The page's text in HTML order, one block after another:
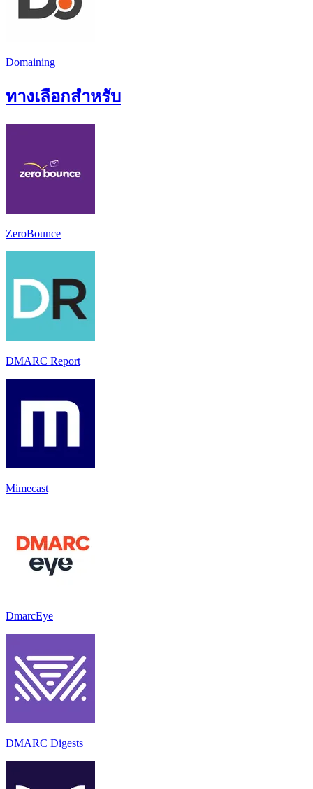
Domaining
ทางเลือกสำหรับ
ZeroBounce
DMARC Report
Mimecast
DmarcEye
DMARC Digests